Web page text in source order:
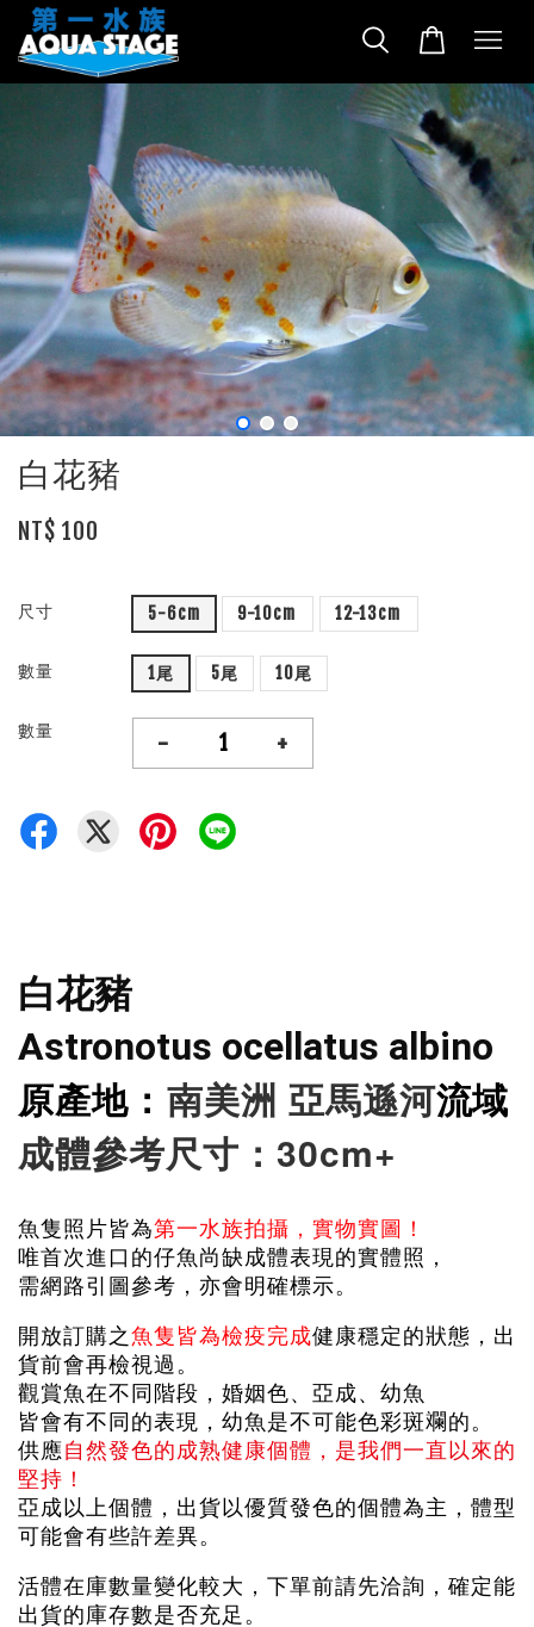
白花豬
NT$ 100
尺寸 5-6cm 9-10cm 12-13cm
數量 1尾 5尾 10尾
數量 - +
白花豬
Astronotus ocellatus albino
原產地： 南美洲 亞馬遜河流域
成體參考尺寸：30cm+
魚隻照片皆為第一水族拍攝，實物實圖！
唯首次進口的仔魚尚缺成體表現的實體照，
需網路引圖參考，亦會明確標示。
開放訂購之 魚隻皆為檢疫完成健康穩定的狀態，出
貨前會再檢視過。
觀賞魚在不同階段，婚姻色、亞成、幼魚
皆會有不同的表現，幼魚是不可能色彩斑斕的。
供應自然發色的成熟健康個體，是我們一直以來的
堅持！
亞成以上個體，出貨以優質發色的個體為主，體型
可能會有些許差異。
活體在庫數量變化較大，下單前請先洽詢，確定能
出貨的庫存數是否充足。